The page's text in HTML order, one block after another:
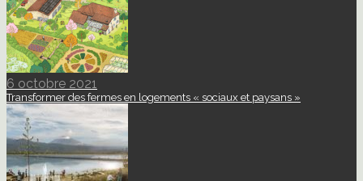
6 octobre 2021
Transformer des fermes en logements « sociaux et paysans »